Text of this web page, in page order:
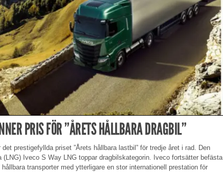
PRIS FÖR ”ÅRETS HÅLLBARA DRAGBIL”
det prestigefyllda priset ”Årets hållbara lastbil” för tredje året i rad. Den
(LNG) Iveco S Way LNG toppar dragbilskategorin. Iveco fortsätter befästa
transporter med ytterligare en stor internationell prestation för